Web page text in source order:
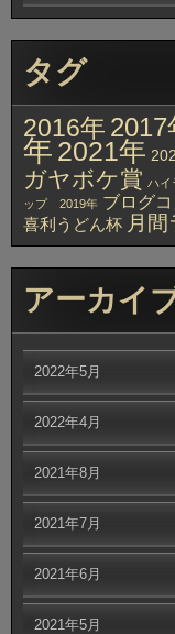
タグ
2016年 2017
年 2021年
ガヤボケ賞 ハイ
ップ 2019年 ブログ
喜利うどん杯 月
アーカイ
2022年5月
2022年4月
2021年8月
2021年7月
2021年6月
2021年5月